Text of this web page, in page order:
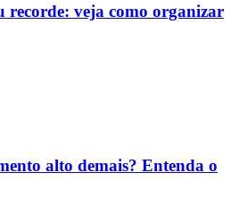
recorde: veja como organizar
alto demais? Entenda o